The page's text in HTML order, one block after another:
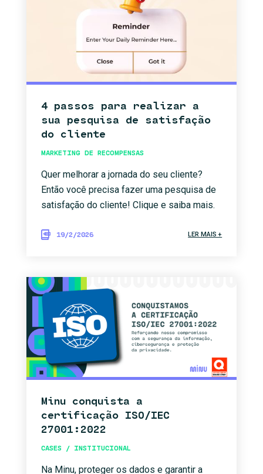
4 passos para realizar a
sua pesquisa de satisfação
do cliente
MARKETING DE RECOMPENSAS
Quer melhorar a jornada do seu cliente?
Então você precisa fazer uma pesquisa de
satisfação do cliente! Clique e saiba mais.
19/2/2026 LER MAIS +
Minu conquista a
certificação ISO/IEC
27001:2022
CASES / INSTITUCIONAL
Na Minu, proteger os dados e garantir a